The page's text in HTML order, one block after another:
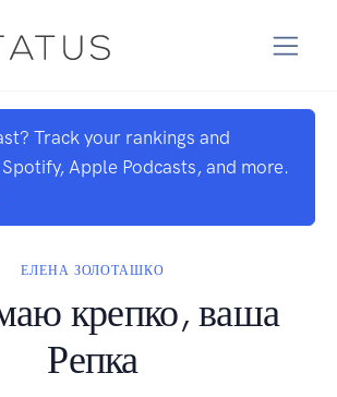
Track your rankings and
Apple Podcasts, and more.
ЕЛЕНА ЗОЛОТАШКО
крепко, ваша
Репка